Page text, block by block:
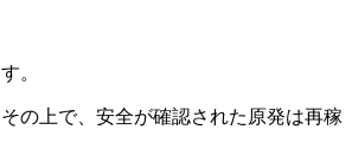
。
の上で、安全が確認された原発は再稼